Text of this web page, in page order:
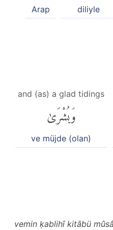
diliyle
Arap
and (as) a glad tidings
وَبُشْرَىٰ
ve müjde (olan)
vemin ḳablihî kitâbü